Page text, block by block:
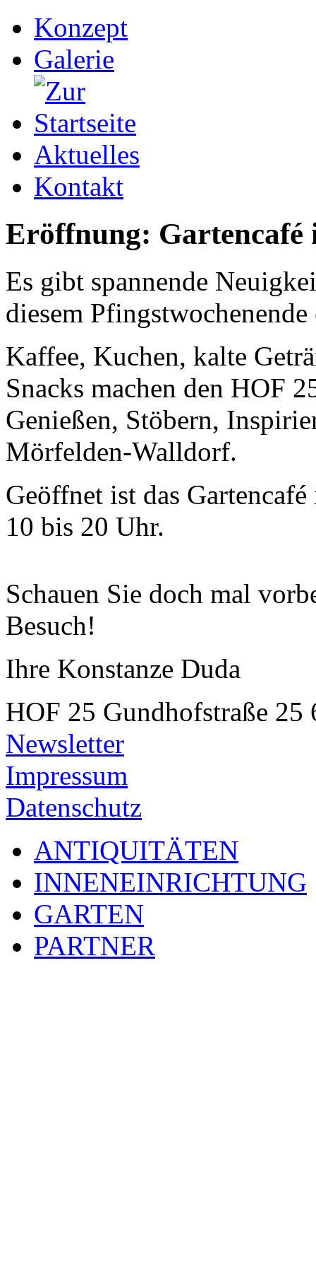
Konzept
Galerie
Aktuelles
Kontakt
Eröffnung: Gartencafé
Es gibt spannende
diesem
Kaffee, Kuchen, kalte
Snacks machen den HOF
Genießen, Stöbern,
Mörfelden-Walldorf.
Geöffnet ist das
10 bis 20 Uhr.
Schauen Sie doch mal
Besuch!
Ihre Konstanze Duda
HOF 25 Gundhofstraße 25
Newsletter
Impressum
Datenschutz
ANTIQUITÄTEN
INNENEINRICHTUNG
GARTEN
PARTNER